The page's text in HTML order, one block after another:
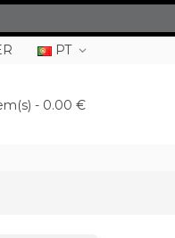
PT
- 0.00 €